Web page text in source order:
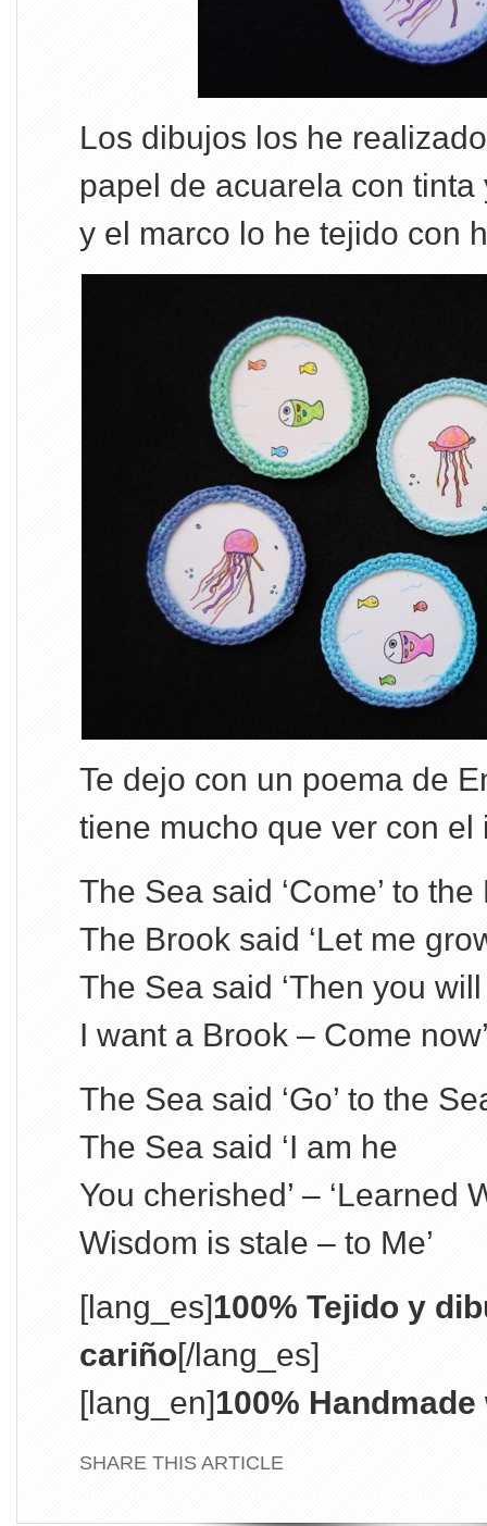
Los dibujos los he
papel de acuarela con
y el marco lo he tejido con
Te dejo con un poema de
tiene mucho que ver con el
The Sea said ‘Come’ to
The Brook said ‘Let me
The Sea said ‘Then you will
I want a Brook – Come
The Sea said ‘Go’ to the
The Sea said ‘I am he
You cherished’ – ‘Learned
Wisdom is stale – to Me’
[lang_es]100% Tejido y
cariño[/lang_es]
[lang_en]100%
SHARE THIS ARTICLE